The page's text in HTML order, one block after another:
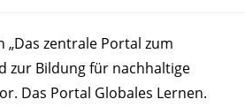
„Das zentrale Portal zum
zur Bildung für nach­haltige
Das Portal Globales Lernen.